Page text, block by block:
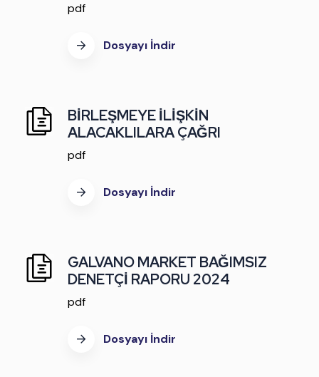
pdf
Dosyayı İndir
BİRLEŞMEYE İLİŞKİN
ALACAKLILARA ÇAĞRI
pdf
Dosyayı İndir
GALVANO MARKET BAĞIMSIZ
DENETÇİ RAPORU 2024
pdf
Dosyayı İndir